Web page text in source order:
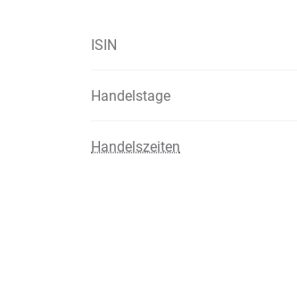
ISIN
Handelstage
Handelszeiten